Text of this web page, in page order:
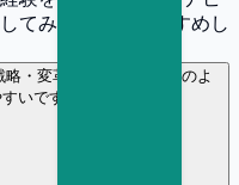
てみることをおすすめし
・変革） の選考ではどのよ
いですか？